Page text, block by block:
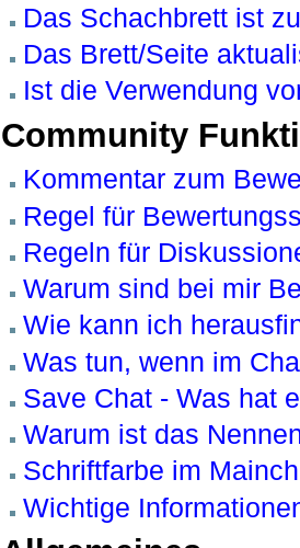
Das Schachbrett ist
Das Brett/Seite
Ist die Verwendung
Community
Kommentar zum
Regel für
Regeln für
Warum sind bei mir
Wie kann ich
Was tun, wenn im
Save Chat - Was hat
Warum ist das
Schriftfarbe im
Wichtige